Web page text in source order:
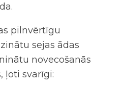
pilnvērtīgu
sejas ādas
novecošanās
ļoti svarīgi: